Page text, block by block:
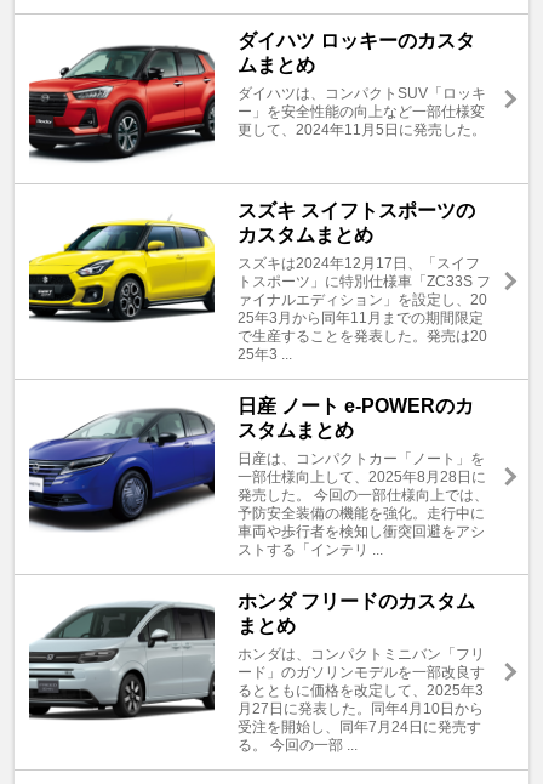
ダイハツ ロッキーのカスタ
ムまとめ
ダイハツは、コンパクトSUV「ロッキ
ー」を安全性能の向上など一部仕様変
更して、2024年11月5日に発売した。
スズキ スイフトスポーツの
カスタムまとめ
スズキは2024年12月17日、「スイフ
トスポーツ」に特別仕様車「ZC33S フ
ァイナルエディション」を設定し、20
25年3月から同年11月までの期間限定
で生産することを発表した。発売は20
25年3 ...
日産 ノート e-POWERのカ
スタムまとめ
日産は、コンパクトカー「ノート」を
一部仕様向上して、2025年8月28日に
発売した。 今回の一部仕様向上では、
予防安全装備の機能を強化。走行中に
車両や歩行者を検知し衝突回避をアシ
ストする「インテリ ...
ホンダ フリードのカスタム
まとめ
ホンダは、コンパクトミニバン「フリ
ード」のガソリンモデルを一部改良す
るとともに価格を改定して、2025年3
月27日に発表した。同年4月10日から
受注を開始し、同年7月24日に発売す
る。 今回の一部 ...